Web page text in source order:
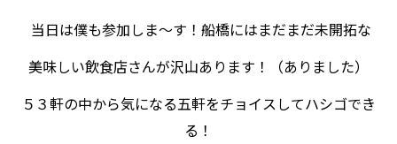
当日は僕も参加しま～す！船橋にはまだまだ未開拓な
美味しい飲食店さんが沢山あります！（ありました）
５３軒の中から気になる五軒をチョイスしてハシゴでき
る！